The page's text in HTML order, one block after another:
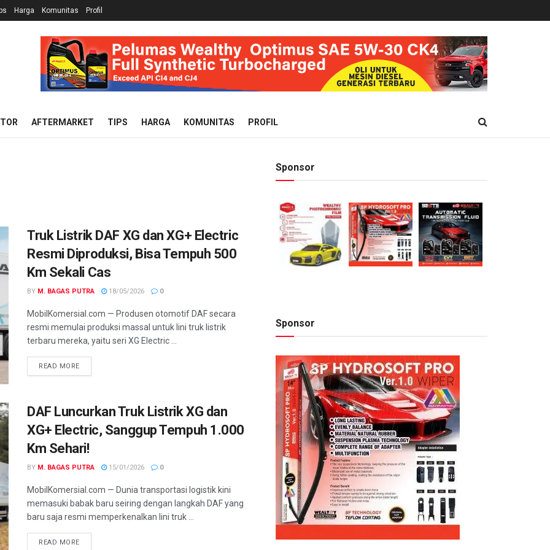
Harga Komunitas Profil
AFTERMARKET TIPS HARGA KOMUNITAS PROFIL
Truk Listrik DAF XG dan XG+ Electric
Resmi Diproduksi, Bisa Tempuh 500
Km Sekali Cas
BY M. BAGAS PUTRA 18/05/2026 0
MobilKomersial.com — Produsen otomotif DAF secara
resmi memulai produksi massal untuk lini truk listrik
terbaru mereka, yaitu seri XG Electric ...
READ MORE
DAF Luncurkan Truk Listrik XG dan
XG+ Electric, Sanggup Tempuh 1.000
Km Sehari!
BY M. BAGAS PUTRA 15/01/2026 0
MobilKomersial.com — Dunia transportasi logistik kini
memasuki babak baru seiring dengan langkah DAF yang
baru saja resmi memperkenalkan lini truk ...
READ MORE
Sponsor
Sponsor